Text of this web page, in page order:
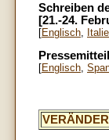
Schreiben
[21.-24.
[Englisch
[Englisch,